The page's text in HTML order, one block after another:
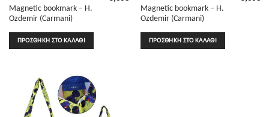
Magnetic bookmark – H.
Ozdemir (Carmani)
ΠΡΟΣΘΉΚΗ ΣΤΟ ΚΑΛΆΘΙ
Magnetic bookmark – H.
Ozdemir (Carmani)
ΠΡΟΣΘΉΚΗ ΣΤΟ ΚΑΛΆΘΙ